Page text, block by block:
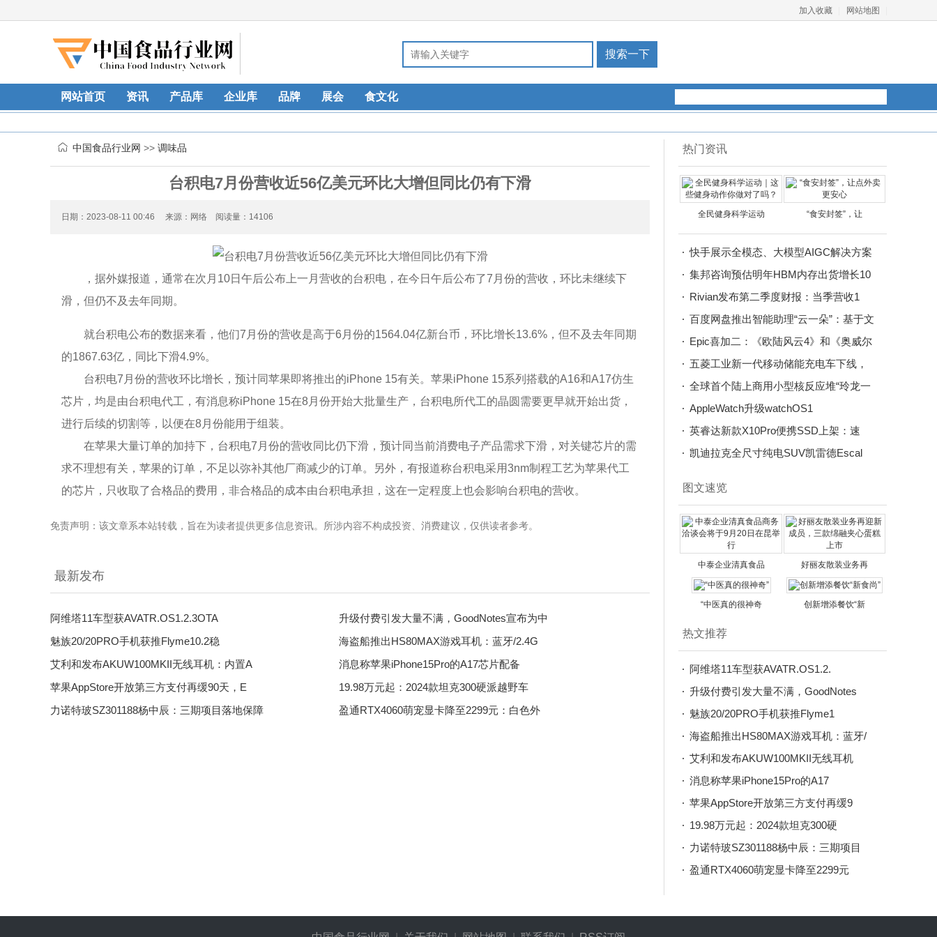
加入收藏 网站地图
网站首页 资讯 产品库 企业库 品牌 展会 食文化
中国食品行业网 >> 调味品
台积电7月份营收近56亿美元环比大增但同比仍有下滑
日期：2023-08-11 00:46 来源：网络 阅读量：14106
，据外媒报道，通常在次月10日午后公布上一月营收的台积电，在今日午后公布了7月份的营收，环比未继续下
滑，但仍不及去年同期。
就台积电公布的数据来看，他们7月份的营收是高于6月份的1564.04亿新台币，环比增长13.6%，但不及去年同期
的1867.63亿，同比下滑4.9%。
台积电7月份的营收环比增长，预计同苹果即将推出的iPhone 15有关。苹果iPhone 15系列搭载的A16和A17仿生
芯片，均是由台积电代工，有消息称iPhone 15在8月份开始大批量生产，台积电所代工的晶圆需要更早就开始出货，
进行后续的切割等，以便在8月份能用于组装。
在苹果大量订单的加持下，台积电7月份的营收同比仍下滑，预计同当前消费电子产品需求下滑，对关键芯片的需
求不理想有关，苹果的订单，不足以弥补其他厂商减少的订单。另外，有报道称台积电采用3nm制程工艺为苹果代工
的芯片，只收取了合格品的费用，非合格品的成本由台积电承担，这在一定程度上也会影响台积电的营收。
免责声明：该文章系本站转载，旨在为读者提供更多信息资讯。所涉内容不构成投资、消费建议，仅供读者参考。
最新发布
阿维塔11车型获AVATR.OS1.2.3OTA
升级付费引发大量不满，GoodNotes宣布为中
魅族20/20PRO手机获推Flyme10.2稳
海盗船推出HS80MAX游戏耳机：蓝牙/2.4G
艾利和发布AKUW100MKII无线耳机：内置A
消息称苹果iPhone15Pro的A17芯片配备
苹果AppStore开放第三方支付再缓90天，E
19.98万元起：2024款坦克300硬派越野车
力诺特玻SZ301188杨中辰：三期项目落地保障
盈通RTX4060萌宠显卡降至2299元：白色外
热门资讯
全民健身科学运动 “食安封签”，让
快手展示全模态、大模型AIGC解决方案
和
集邦咨询预估明年HBM内存出货增长10
5
Rivian发布第二季度财报：当季营收1
百度网盘推出智能助理“云一朵”：基于文
心
Epic喜加二：《欧陆风云4》和《奥威尔
五菱工业新一代移动储能充电车下线，
发往台
全球首个陆上商用小型核反应堆“玲龙一
号”
AppleWatch升级watchOS1
英睿达新款X10Pro便携SSD上架：速
凯迪拉克全尺寸纯电SUV凯雷德Escal
图文速览
中泰企业清真食品 好丽友散装业务再
“中医真的很神奇 创新增添餐饮“新
热文推荐
阿维塔11车型获AVATR.OS1.2.
升级付费引发大量不满，GoodNotes
魅族20/20PRO手机获推Flyme1
海盗船推出HS80MAX游戏耳机：蓝牙/
艾利和发布AKUW100MKII无线耳机
消息称苹果iPhone15Pro的A17
苹果AppStore开放第三方支付再缓9
19.98万元起：2024款坦克300硬
力诺特玻SZ301188杨中辰：三期项目
盈通RTX4060萌宠显卡降至2299元